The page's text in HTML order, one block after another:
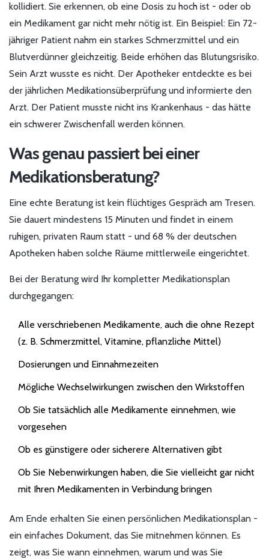
kollidiert. Sie erkennen, ob eine Dosis zu hoch ist - oder ob
ein Medikament gar nicht mehr nötig ist. Ein Beispiel: Ein 72-
jähriger Patient nahm ein starkes Schmerzmittel und ein
Blutverdünner gleichzeitig. Beide erhöhen das Blutungsrisiko.
Sein Arzt wusste es nicht. Der Apotheker entdeckte es bei
der jährlichen Medikationsüberprüfung und informierte den
Arzt. Der Patient musste nicht ins Krankenhaus - das hätte
ein schwerer Zwischenfall werden können.
Was genau passiert bei einer
Medikationsberatung?
Eine echte Beratung ist kein flüchtiges Gespräch am Tresen.
Sie dauert mindestens 15 Minuten und findet in einem
ruhigen, privaten Raum statt - und 68 % der deutschen
Apotheken haben solche Räume mittlerweile eingerichtet.
Bei der Beratung wird Ihr kompletter Medikationsplan
durchgegangen:
Alle verschriebenen Medikamente, auch die ohne Rezept
(z. B. Schmerzmittel, Vitamine, pflanzliche Mittel)
Dosierungen und Einnahmezeiten
Mögliche Wechselwirkungen zwischen den Wirkstoffen
Ob Sie tatsächlich alle Medikamente einnehmen, wie
vorgesehen
Ob es günstigere oder sicherere Alternativen gibt
Ob Sie Nebenwirkungen haben, die Sie vielleicht gar nicht
mit Ihren Medikamenten in Verbindung bringen
Am Ende erhalten Sie einen persönlichen Medikationsplan -
ein einfaches Dokument, das Sie mitnehmen können. Es
zeigt, was Sie wann einnehmen, warum und was Sie